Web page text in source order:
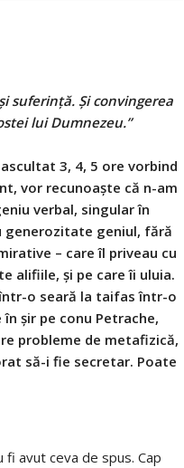
suferinţă. Şi convingerea
lui Dumnezeu.”
3, 4, 5 ore vorbind
vor recunoaște că n-am
verbal, singular în
generozitate geniul, fără
– care îl priveau cu
alifiile, și pe care îi uluia.
o seară la taifas într-o
șir pe conu Petrache,
probleme de metafizică,
să-i fie secretar. Poate
avut ceva de spus. Cap